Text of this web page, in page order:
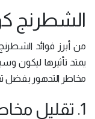
الشطرنج
من أبرز فوائد
يمتد تأثيرها ليكون
مخاطر التدهور بفضل
1. تقليل مخاطر التدهور العقلي